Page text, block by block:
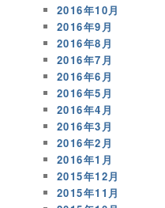
2016年10月
2016年9月
2016年8月
2016年7月
2016年6月
2016年5月
2016年4月
2016年3月
2016年2月
2016年1月
2015年12月
2015年11月